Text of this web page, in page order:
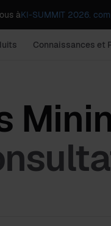
àKI-SUMMIT 2026.
Connaissances et